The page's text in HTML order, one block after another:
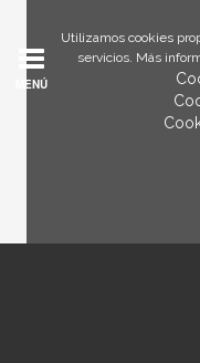
Utilizamos cookies
servicios. Más
MENÚ